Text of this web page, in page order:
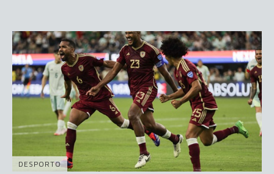
DESPORTO